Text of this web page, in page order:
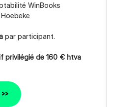
WinBooks
par participant.
privilégié de 160 € htva